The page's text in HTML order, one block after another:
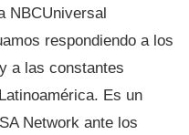
NBCUniversal
respondiendo a los
a las constantes
Es un
Network ante los